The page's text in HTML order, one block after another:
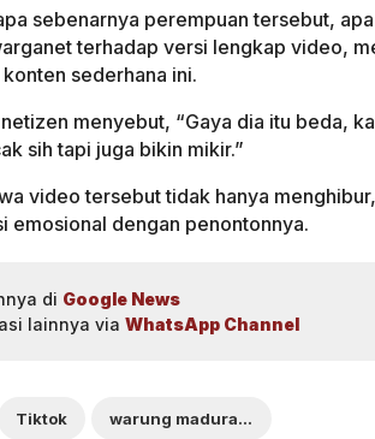
sebenarnya perempuan tersebut,
terhadap versi lengkap video,
sederhana ini.
menyebut, “Gaya dia itu beda,
sih tapi juga bikin mikir.”
video tersebut tidak hanya
emosional dengan penontonnya.
di Google News
lainnya via WhatsApp Channel
Tiktok warung madura viral